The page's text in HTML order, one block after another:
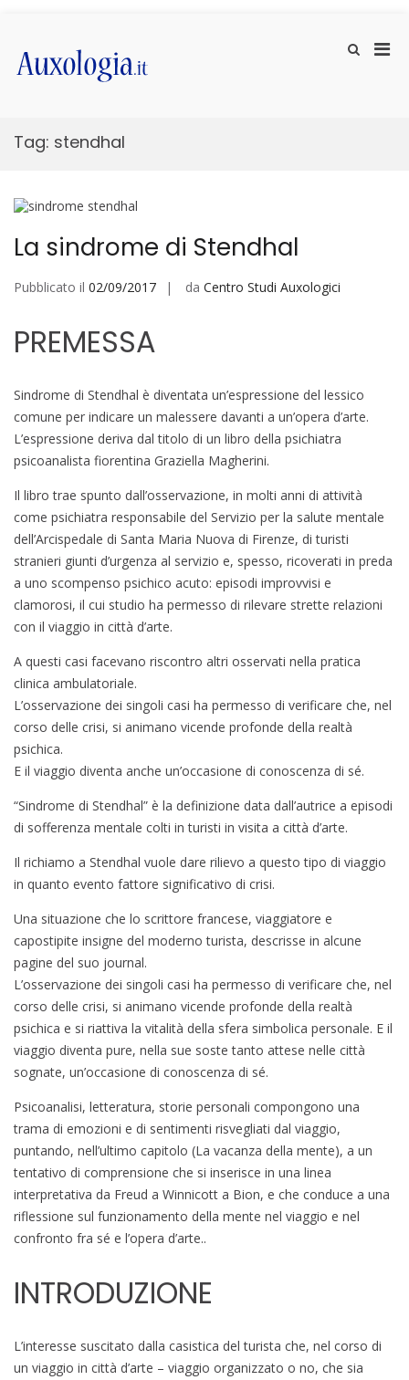
contenuti
Mostra
Tag: stendhal
La sindrome di Stendhal
Pubblicato il 02/09/2017 da Centro Studi Auxologici
PREMESSA
Sindrome di Stendhal è diventata un’espressione del lessico
comune per indicare un malessere davanti a un’opera d’arte.
L’espressione deriva dal titolo di un libro della psichiatra
psicoanalista fiorentina Graziella Magherini.
Il libro trae spunto dall’osservazione, in molti anni di attività
come psichiatra responsabile del Servizio per la salute mentale
dell’Arcispedale di Santa Maria Nuova di Firenze, di turisti
stranieri giunti d’urgenza al servizio e, spesso, ricoverati in preda
a uno scompenso psichico acuto: episodi improvvisi e
clamorosi, il cui studio ha permesso di rilevare strette relazioni
con il viaggio in città d’arte.
A questi casi facevano riscontro altri osservati nella pratica
clinica ambulatoriale.
L’osservazione dei singoli casi ha permesso di verificare che, nel
corso delle crisi, si animano vicende profonde della realtà
psichica.
E il viaggio diventa anche un’occasione di conoscenza di sé.
“Sindrome di Stendhal” è la definizione data dall’autrice a episodi
di sofferenza mentale colti in turisti in visita a città d’arte.
Il richiamo a Stendhal vuole dare rilievo a questo tipo di viaggio
in quanto evento fattore significativo di crisi.
Una situazione che lo scrittore francese, viaggiatore e
capostipite insigne del moderno turista, descrisse in alcune
pagine del suo journal.
L’osservazione dei singoli casi ha permesso di verificare che, nel
corso delle crisi, si animano vicende profonde della realtà
psichica e si riattiva la vitalità della sfera simbolica personale. E il
viaggio diventa pure, nella sue soste tanto attese nelle città
sognate, un’occasione di conoscenza di sé.
Psicoanalisi, letteratura, storie personali compongono una
trama di emozioni e di sentimenti risvegliati dal viaggio,
puntando, nell’ultimo capitolo (La vacanza della mente), a un
tentativo di comprensione che si inserisce in una linea
interpretativa da Freud a Winnicott a Bion, e che conduce a una
riflessione sul funzionamento della mente nel viaggio e nel
confronto fra sé e l’opera d’arte..
INTRODUZIONE
L’interesse suscitato dalla casistica del turista che, nel corso di
un viaggio in città d’arte – viaggio organizzato o no, che sia